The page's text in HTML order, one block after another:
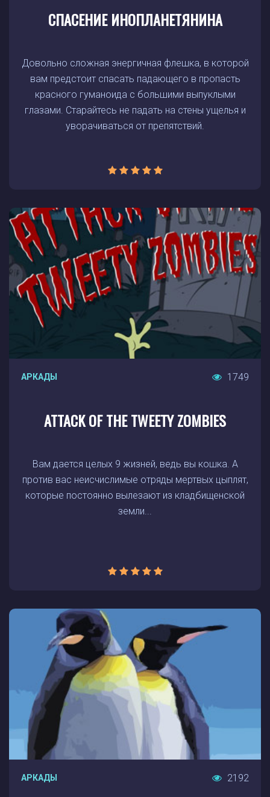
СПАСЕНИЕ ИНОПЛАНЕТЯНИНА
Довольно сложная энергичная флешка, в которой
вам предстоит спасать падающего в пропасть
красного гуманоида с большими выпуклыми
глазами. Старайтесь не падать на стены ущелья и
уворачиваться от препятствий.
АРКАДЫ 1749
ATTACK OF THE TWEETY ZOMBIES
Вам дается целых 9 жизней, ведь вы кошка. А
против вас неисчислимые отряды мертвых цыплят,
которые постоянно вылезают из кладбищенской
земли...
АРКАДЫ 2192